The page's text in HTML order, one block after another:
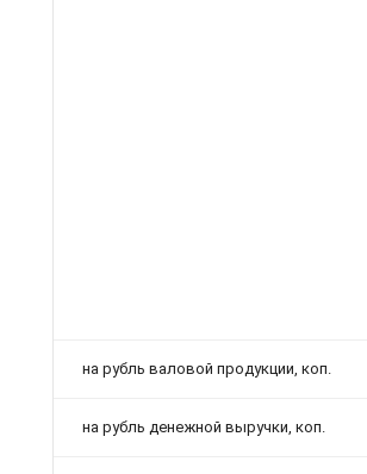
на рубль валовой продукции, коп.
на рубль денежной выручки, коп.